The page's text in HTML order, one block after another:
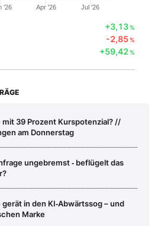
'26 Apr '26 Jul '26
+3,13%
-2,85%
+59,42%
mit 39 Prozent Kurspotenzial? //
am Donnerstag
ungebremst ‑ beflügelt das
in den KI‑Abwärtssog – und
Marke